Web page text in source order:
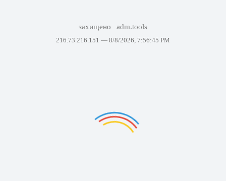
захищено adm.tools
216.73.216.151 — 8/8/2026, 7:56:45 PM